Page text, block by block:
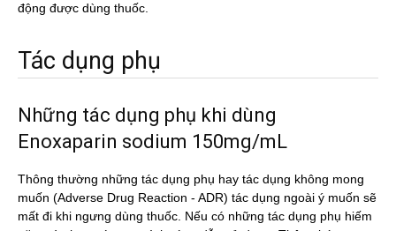
động được dùng thuốc.
Tác dụng phụ
Những tác dụng phụ khi dùng
Enoxaparin sodium 150mg/mL
Thông thường những tác dụng phụ hay tác dụng không mong
muốn (Adverse Drug Reaction - ADR) tác dụng ngoài ý muốn sẽ
mất đi khi ngưng dùng thuốc. Nếu có những tác dụng phụ hiếm